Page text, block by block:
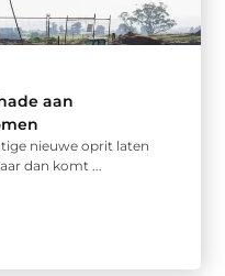
aan
nieuwe oprit laten
dan komt ...